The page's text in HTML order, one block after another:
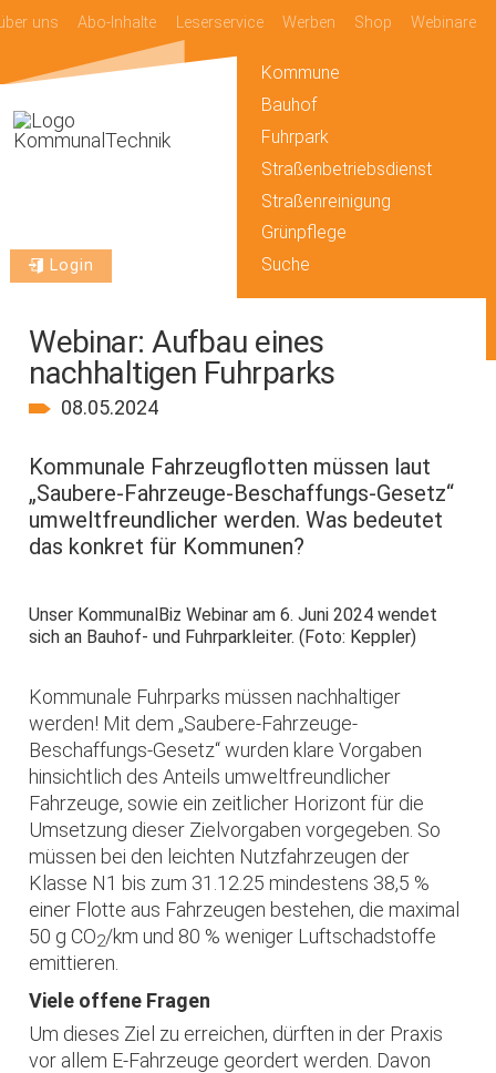
uns Abo-Inhalte Leserservice Werben Shop Webinare
Login
Kommune
Bauhof
Fuhrpark
Straßenbetriebsdienst
Straßenreinigung
Grünpflege
Suche
Webinar: Aufbau eines
nachhaltigen Fuhrparks
08.05.2024
Kommunale Fahrzeugflotten müssen laut
„Saubere-Fahrzeuge-Beschaffungs-Gesetz“
umweltfreundlicher werden. Was bedeutet
das konkret für Kommunen?
Unser KommunalBiz Webinar am 6. Juni 2024 wendet
sich an Bauhof- und Fuhrparkleiter. (Foto: Keppler)
Kommunale Fuhrparks müssen nachhaltiger
werden! Mit dem „Saubere-Fahrzeuge-
Beschaffungs-Gesetz“ wurden klare Vorgaben
hinsichtlich des Anteils umweltfreundlicher
Fahrzeuge, sowie ein zeitlicher Horizont für die
Umsetzung dieser Zielvorgaben vorgegeben. So
müssen bei den leichten Nutzfahrzeugen der
Klasse N1 bis zum 31.12.25 mindestens 38,5 %
einer Flotte aus Fahrzeugen bestehen, die maximal
50 g CO2/km und 80 % weniger Luftschadstoffe
emittieren.
Viele offene Fragen
Um dieses Ziel zu erreichen, dürften in der Praxis
vor allem E-Fahrzeuge geordert werden. Davon